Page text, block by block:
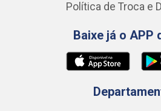
Política de Troca e
Baixe já o APP